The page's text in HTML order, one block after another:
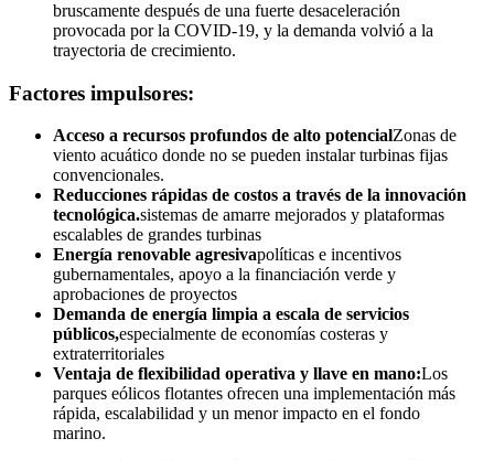
bruscamente después de una fuerte desaceleración
provocada por la COVID-19, y la demanda volvió a la
trayectoria de crecimiento.
Factores impulsores:
Acceso a recursos profundos de alto potencialZonas de
viento acuático donde no se pueden instalar turbinas fijas
convencionales.
Reducciones rápidas de costos a través de la innovación
tecnológica.sistemas de amarre mejorados y plataformas
escalables de grandes turbinas
Energía renovable agresivapolíticas e incentivos
gubernamentales, apoyo a la financiación verde y
aprobaciones de proyectos
Demanda de energía limpia a escala de servicios
públicos,especialmente de economías costeras y
extraterritoriales
Ventaja de flexibilidad operativa y llave en mano:Los
parques eólicos flotantes ofrecen una implementación más
rápida, escalabilidad y un menor impacto en el fondo
marino.